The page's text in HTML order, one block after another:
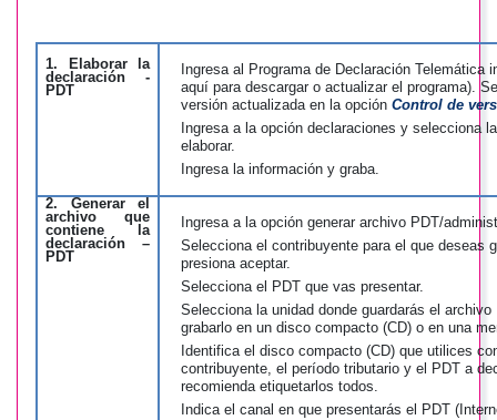
1. Elaborar la
declaración -
PDT
Ingresa al Programa de Declaración Telemática
aquí para descargar o actualizar el programa).
versión actualizada en la opciónControl de
Ingresa a la opción declaraciones y selecciona
elaborar.
Ingresa la información y graba.
2. Generar el
archivo que
contiene la
declaración –
PDT
Ingresa a la opción generar archivo PDT/
Selecciona el contribuyente para el que deseas
presiona aceptar.
Selecciona el PDT que vas presentar.
Selecciona la unidad donde guardarás el
grabarlo en un disco compacto (CD) o en una
Identifica el disco compacto (CD) que utilices
contribuyente, el período tributario y el PDT a
recomienda etiquetarlos todos.
Indica el canal en que presentarás el PDT